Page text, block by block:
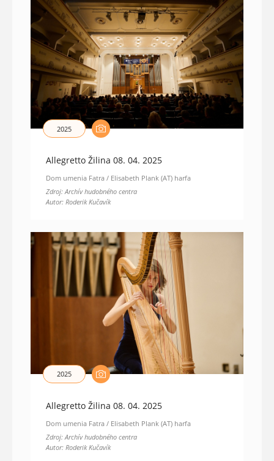
2025
Allegretto Žilina 08. 04. 2025
Dom umenia Fatra / Elisabeth Plank (AT) harfa
Zdroj: Archív hudobného centra
Autor: Roderik Kučavík
2025
Allegretto Žilina 08. 04. 2025
Dom umenia Fatra / Elisabeth Plank (AT) harfa
Zdroj: Archív hudobného centra
Autor: Roderik Kučavík